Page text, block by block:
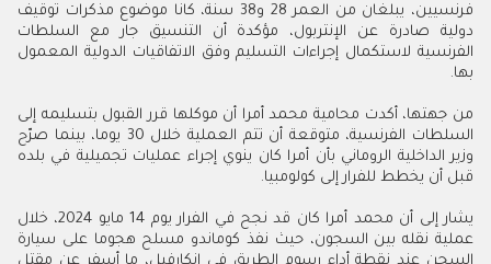
فرنسيين، يبلغان من العمر 28 و38 سنة، كانا موضوع مذكرات توقيف
دولية صادرة عن الإنتربول، مؤكدة أن التنسيق جار مع السلطات
الفرنسية لاستكمال إجراءات التسليم وفق الاتفاقيات الدولية المعمول
بها.
من جهتها، أكدت محامية محمد أمرا أن موكلها قرر القبول بتسليمه إلى
السلطات الفرنسية، متوقعة أن تتم العملية خلال 30 يوما، بينما صرّح
وزير الداخلية الروماني بأن أمرا كان ينوي إجراء عمليات تجميلية في بلده
قبل أن يخطط للفرار إلى كولومبيا.
يشار إلى أن محمد أمرا كان قد نجح في الفرار يوم 14 مايو 2024، خلال
عملية نقله بين السجون، حيث نفذ كوماندو مسلح هجوما على سيارة